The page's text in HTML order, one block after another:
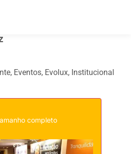
, Eventos, Evolux, Institucional
completo